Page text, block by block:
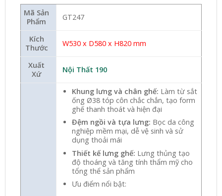
Mã Sản
Phẩm
GT247
Kích
Thước
W530 x D580 x H820 mm
Xuất
Xứ
Nội Thất 190
Khung lưng và chân ghế: Làm từ sắt
ống Ø38 tóp côn chắc chắn, tạo form
ghế thanh thoát và hiện đại
Đệm ngồi và tựa lưng: Bọc da công
nghiệp mềm mại, dễ vệ sinh và sử
dụng thoải mái
Thiết kế lưng ghế: Lưng thủng tạo
độ thoáng và tăng tính thẩm mỹ cho
tổng thể sản phẩm
Ưu điểm nổi bật: